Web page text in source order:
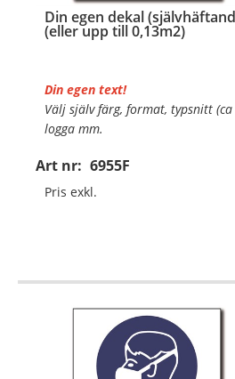
Din egen dekal
(eller upp till 0,13m2)
Art nr: 6955F
Din egen text!
Välj själv färg, format, typsnitt (ca
logga mm.
Material:Självhäftande folie
Mått:297x420mm (eller annat
Pris exkl.